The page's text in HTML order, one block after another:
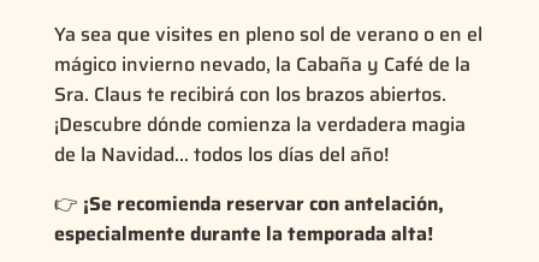
Ya sea que visites en pleno sol de verano o en el
mágico invierno nevado, la Cabaña y Café de la
Sra. Claus te recibirá con los brazos abiertos.
¡Descubre dónde comienza la verdadera magia
de la Navidad… todos los días del año!
👉 ¡Se recomienda reservar con antelación,
especialmente durante la temporada alta!